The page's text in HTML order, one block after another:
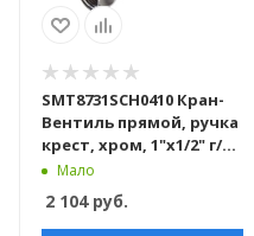
SMT8731SCH0410 Кран-
Вентиль прямой, ручка
крест, хром, 1"х1/2" г/ш,
20шт/кор
Мало
2 104руб.